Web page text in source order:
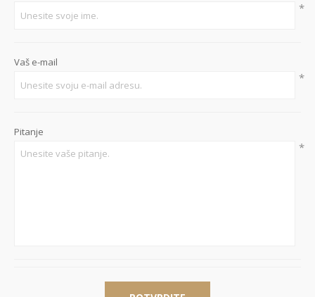
*
Vaš e-mail
*
Pitanje
*